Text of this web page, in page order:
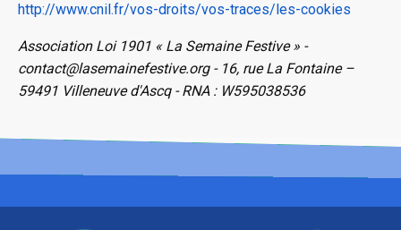
http://www.cnil.fr/vos-droits/vos-traces/les-cookies
Association Loi 1901 « La Semaine Festive » -
contact@lasemainefestive.org - 16, rue La Fontaine –
59491 Villeneuve d'Ascq - RNA : W595038536